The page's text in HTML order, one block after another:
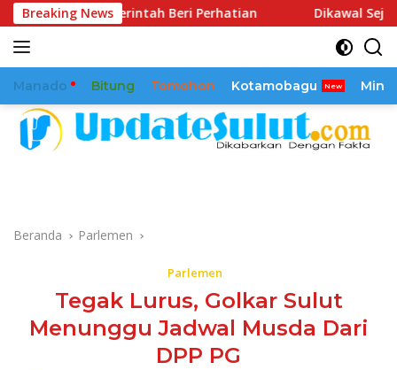
Langsung
ke
konten
Breaking News
Beri Perhatian Dikawal Sejak 2025, Reamly
Manado Bitung Tomohon Kotamobagu
Beranda Parlemen
Parlemen
Tegak Lurus, Golkar Sulut
Menunggu Jadwal Musda Dari
DPP PG